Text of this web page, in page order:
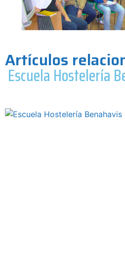
Artículos
Escuela Hostelería